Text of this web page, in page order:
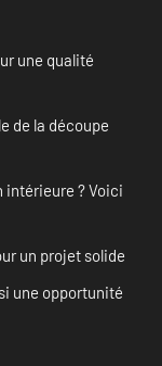
une qualité
de la découpe
intérieure ? Voici
un projet solide
une opportunité